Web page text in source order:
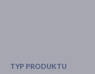
TYP PRODUKTU